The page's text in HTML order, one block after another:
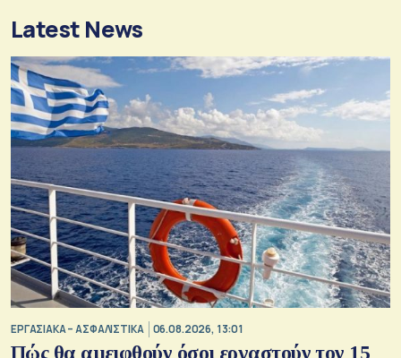
Latest News
ΕΡΓΑΣΙΑΚΑ – ΑΣΦΑΛΙΣΤΙΚΑ 06.08.2026, 13:01
Πώς θα αμειφθούν όσοι εργαστούν τον 15